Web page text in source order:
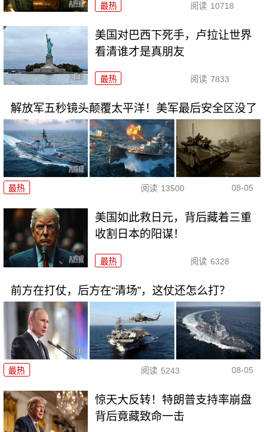
最热 阅读 10718
美国对巴西下死手，卢拉让世界
看清谁才是真朋友
最热 阅读 7833
解放军五秒镜头颠覆太平洋！美军最后安全区没了
最热 阅读 13500 08-05
美国如此救日元，背后藏着三重
收割日本的阳谋！
最热 阅读 6328
前方在打仗，后方在“清场”，这仗还怎么打？
最热 阅读 5243 08-05
惊天大反转！特朗普支持率崩盘
背后竟藏致命一击